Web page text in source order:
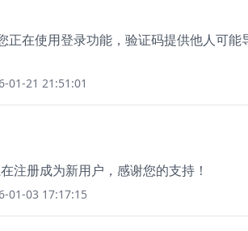
正在使用登录功能，验证码提供他人可
01-21 21:51:01
注册成为新用户，感谢您的支持！
01-03 17:17:15